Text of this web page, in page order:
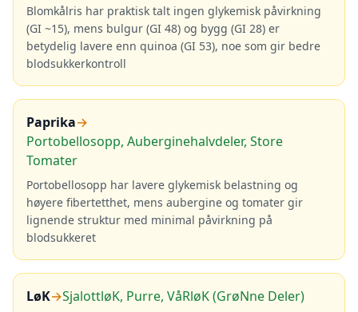
Blomkålris har praktisk talt ingen glykemisk påvirkning
(GI ~15), mens bulgur (GI 48) og bygg (GI 28) er
betydelig lavere enn quinoa (GI 53), noe som gir bedre
blodsukkerkontroll
Paprika→
Portobellosopp, Auberginehalvdeler, Store
Tomater
Portobellosopp har lavere glykemisk belastning og
høyere fibertetthet, mens aubergine og tomater gir
lignende struktur med minimal påvirkning på
blodsukkeret
LøK→SjalottløK, Purre, VåRløK (GrøNne Deler)